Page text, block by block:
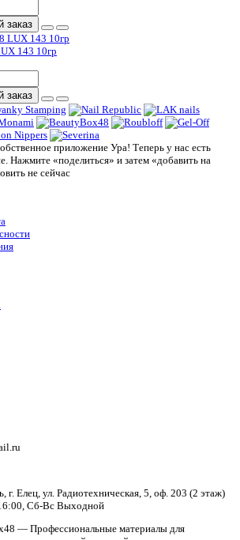
заказ
143 10гр
заказ
приложение Ура! Теперь у нас есть
Нажмите «поделиться» и затем «добавить на
не сейчас
г. Елец, ул. Радиотехническая, 5, оф. 203 (2 этаж)
Сб-Вс Выходной
— Профессиональные материалы для